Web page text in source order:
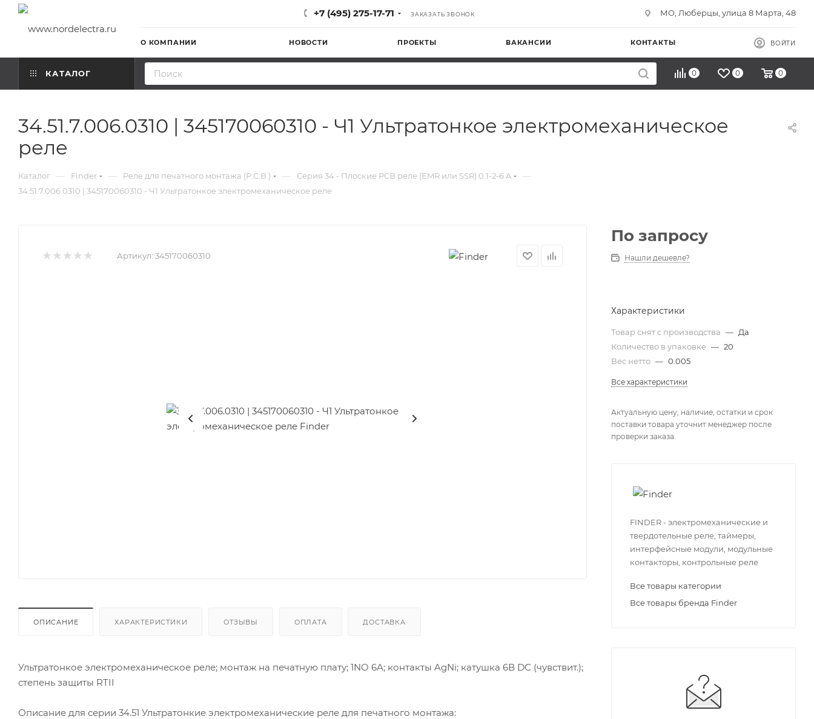
+7 (495) 275-17-71 ЗАКАЗАТЬ ЗВОНОК МО, Люберцы, улица 8 Марта, 48
О КОМПАНИИ НОВОСТИ ПРОЕКТЫ ВАКАНСИИ КОНТАКТЫ ВОЙТИ
КАТАЛОГ 0 0 0
34.51.7.006.0310 | 345170060310 - Ч1 Ультратонкое электромеханическое
реле
Каталог — Finder — Реле для печатного монтажа (P.C.B.) — Серия 34 - Плоские PCB реле (EMR или SSR) 0.1-2-6 A —
34.51.7.006.0310 | 345170060310 - Ч1 Ультратонкое электромеханическое реле
Артикул: 345170060310
ОПИСАНИЕ ХАРАКТЕРИСТИКИ ОТЗЫВЫ ОПЛАТА ДОСТАВКА
Ультратонкое электромеханическое реле; монтаж на печатную плату; 1NO 6A; контакты AgNi; катушка 6В DC (чувствит.);
степень защиты RTII
Описание для серии 34.51 Ультратонкие электромеханические реле для печатного монтажа:
По запросу
Нашли дешевле?
Характеристики
Товар снят с производства — Да
Количество в упаковке — 20
Вес нетто — 0.005
Все характеристики
Актуальную цену, наличие, остатки и срок
поставки товара уточнит менеджер после
проверки заказа.
FINDER - электромеханические и
твердотельные реле, таймеры,
интерфейсные модули, модульные
контакторы, контрольные реле
Все товары категории
Все товары бренда Finder